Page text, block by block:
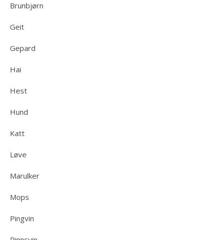
Brunbjørn
Geit
Gepard
Hai
Hest
Hund
Katt
Løve
Marulker
Mops
Pingvin